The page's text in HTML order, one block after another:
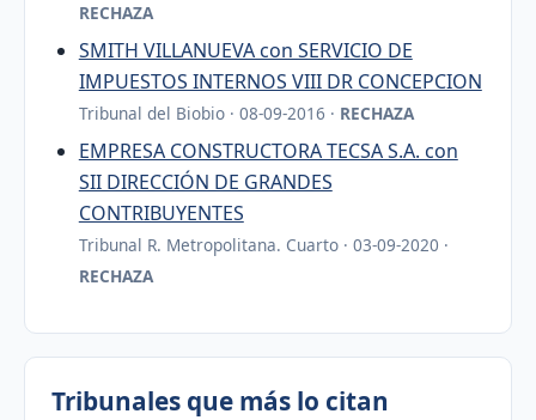
RECHAZA
SMITH VILLANUEVA con SERVICIO DE
IMPUESTOS INTERNOS VIII DR CONCEPCION
Tribunal del Biobio · 08-09-2016 · RECHAZA
EMPRESA CONSTRUCTORA TECSA S.A. con
SII DIRECCIÓN DE GRANDES
CONTRIBUYENTES
Tribunal R. Metropolitana. Cuarto · 03-09-2020 ·
RECHAZA
Tribunales que más lo citan